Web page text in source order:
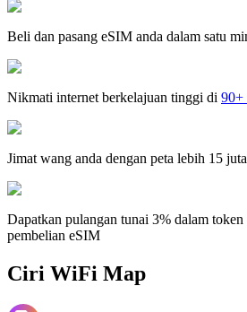
Beli dan pasang eSIM anda dalam satu
Nikmati internet berkelajuan tinggi di 90+
Jimat wang anda dengan peta lebih 15
Dapatkan pulangan tunai 3% dalam
pembelian eSIM
Ciri WiFi Map